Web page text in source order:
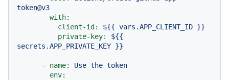
token@v3
with:
client-id:
${{ vars.APP_CLIENT_ID }}
private-key:
${{
secrets.APP_PRIVATE_KEY }}
- name: Use the token
env: